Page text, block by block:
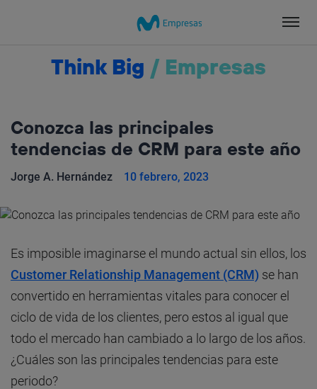
Think Big / Empresas
Conozca las principales
tendencias de CRM para este año
Jorge A. Hernández 10 febrero, 2023
Es imposible imaginarse el mundo actual sin ellos, los
Customer Relationship Management (CRM) se han
convertido en herramientas vitales para conocer el
ciclo de vida de los clientes, pero estos al igual que
todo el mercado han cambiado a lo largo de los años.
¿Cuáles son las principales tendencias para este
periodo?